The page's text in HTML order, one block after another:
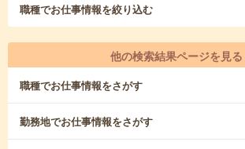
職種でお仕事情報を絞り込む
他の検索結果ページを見る
職種でお仕事情報をさがす
勤務地でお仕事情報をさがす